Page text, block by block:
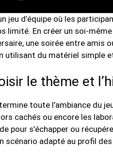
jeu d’équipe où les
limité. En créer un soi-
une soirée entre
utilisant du matériel simple
le thème et
toute l’ambiance du
cachés ou encore les
pour s’échapper ou
scénario adapté au profil